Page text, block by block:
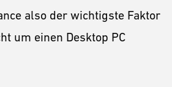
also der wichtigste Faktor
um einen Desktop PC